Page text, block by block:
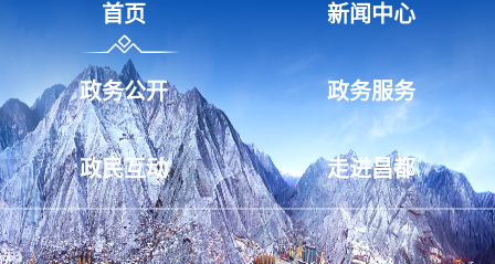
首页 新闻中心
政务公开 政务服务
政民互动 走进昌都